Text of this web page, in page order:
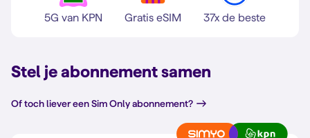
5G van KPN Gratis eSIM 37x de beste
Stel je abonnement samen
Of toch liever een Sim Only abonnement?